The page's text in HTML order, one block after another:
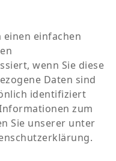
einen einfachen
wenn Sie diese
Daten sind
identifiziert
zum
Sie unserer unter